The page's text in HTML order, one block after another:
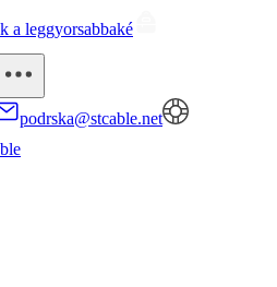
a leggyorsabbaké
podrska@stcable.net